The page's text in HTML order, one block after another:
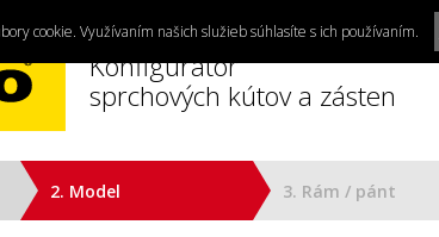
Konfigurátor
sprchových kútov a zásten
2. Model 3. Rám / pánt
cookie. Využívaním našich služieb súhlasíte s ich používaním.